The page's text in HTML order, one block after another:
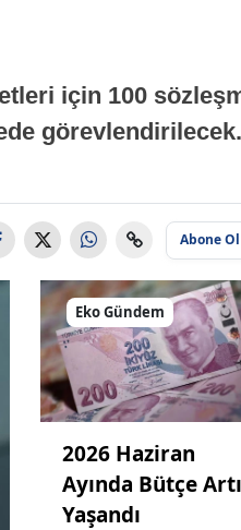
için 100
görevlendirilecek.
Abone Ol
Eko Gündem
2026 Haziran
Ayında Bütçe
Yaşandı